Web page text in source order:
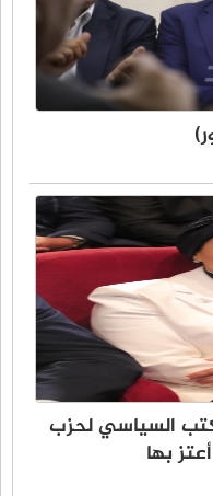
السياسي لحزب
بها